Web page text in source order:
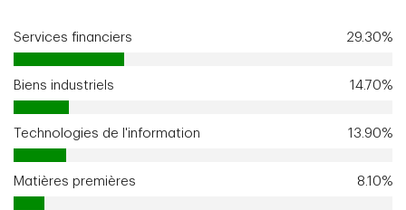
Services financiers 29.30%
Biens industriels 14.70%
Technologies de l'information 13.90%
Matières premières 8.10%